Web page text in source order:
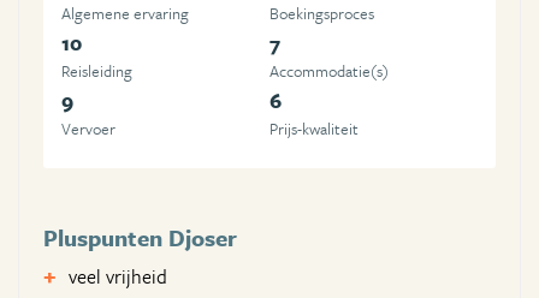
Algemene ervaring Boekingsproces
10
Reisleiding
7
Accommodatie(s)
9
Vervoer
6
Prijs-kwaliteit
Pluspunten Djoser
veel vrijheid